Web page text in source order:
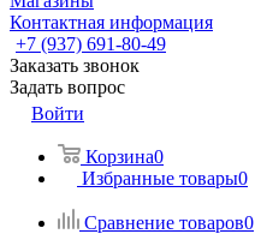
Контактная информация
+7 (937) 691-80-49
Заказать звонок
Задать вопрос
Войти
Корзина0
Избранные товары0
Сравнение товаров0